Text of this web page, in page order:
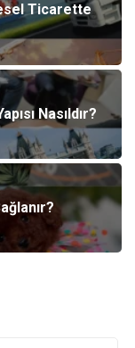
Ticarette
Nasıldır?